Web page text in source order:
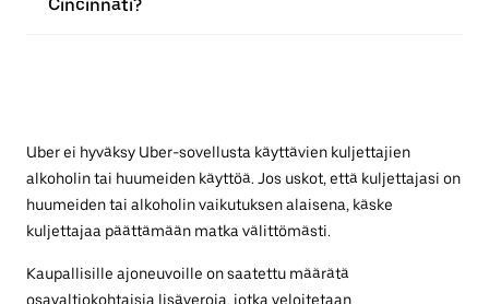
Cincinnati?
Uber ei hyväksy Uber-sovellusta käyttävien kuljettajien
alkoholin tai huumeiden käyttöä. Jos uskot, että kuljettajasi on
huumeiden tai alkoholin vaikutuksen alaisena, käske
kuljettajaa päättämään matka välittömästi.
Kaupallisille ajoneuvoille on saatettu määrätä
osavaltiokohtaisia lisäveroja, jotka veloitetaan